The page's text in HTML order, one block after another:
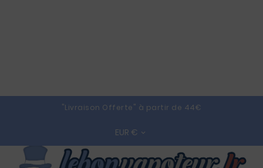
"Livraison Offerte" à partir de 44€
EUR € 